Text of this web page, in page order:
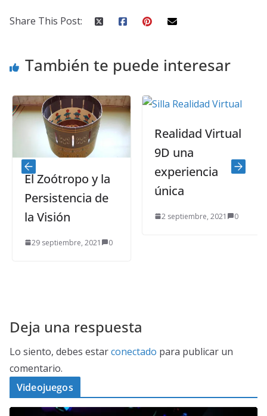
Share This Post:
También te puede interesar
El Zoótropo y la
Persistencia de
la Visión
29 septiembre, 2021 0
Realidad Virtual
9D una
experiencia
única
2 septiembre, 2021 0
Deja una respuesta
Lo siento, debes estarconectado para publicar un
comentario.
Videojuegos